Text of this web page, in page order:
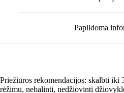
Papildoma
Priežiūros rekomendacijos: skalbti iki
rėžimu, nebalinti, nedžiovinti